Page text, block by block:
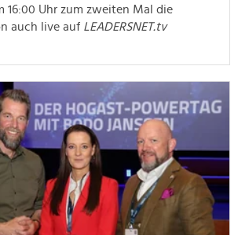
16:00 Uhr zum zweiten Mal die
auch live auf LEADERSNET.tv